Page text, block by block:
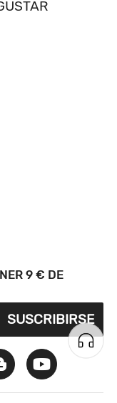
9 € DE
SUSCRIBIRSE